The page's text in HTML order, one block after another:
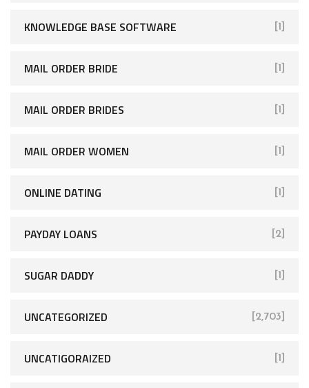
KNOWLEDGE BASE SOFTWARE [1]
MAIL ORDER BRIDE [1]
MAIL ORDER BRIDES [1]
MAIL ORDER WOMEN [1]
ONLINE DATING [1]
PAYDAY LOANS [2]
SUGAR DADDY [1]
UNCATEGORIZED [2,703]
UNCATIGORAIZED [1]